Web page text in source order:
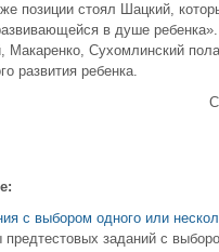
позиции стоял Шацкий,
в душе
Макаренко, Сухомлинский
развития ребенка.
с выбором одного или
заданий с